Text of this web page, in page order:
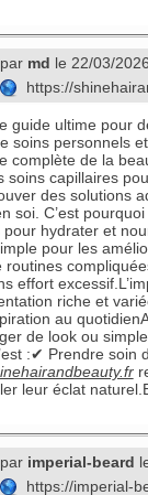
par md le 22/03/
https://
guide ultime pour
soins personnels
complète de la
soins capillaires
des solutions
soi. C’est
hydrater et
pour les
effort
riche et
au
de look ou
:✔ Prendre
leur éclat
par imperial-beard
https://imperial-